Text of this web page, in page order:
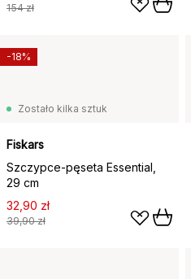
154 zł
Zostało kilka sztuk
Fiskars
Szczypce-pęseta Essential,
29 cm
32,90 zł
39,90 zł
-18%